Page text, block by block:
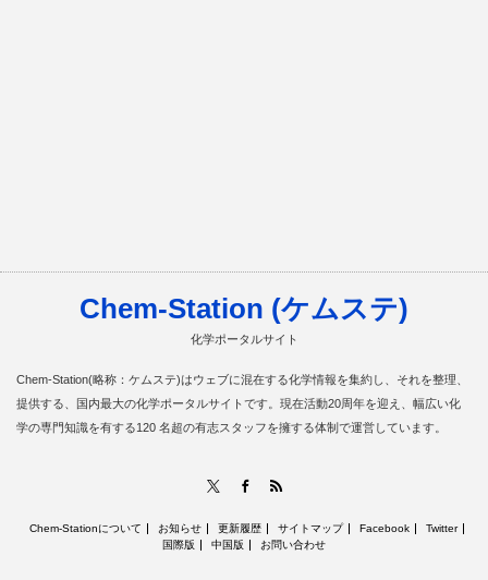
Chem-Station (ケムステ)
化学ポータルサイト
Chem-Station(略称：ケムステ)はウェブに混在する化学情報を集約し、それを整理、
提供する、国内最大の化学ポータルサイトです。現在活動20周年を迎え、幅広い化
学の専門知識を有する120 名超の有志スタッフを擁する体制で運営しています。
Facebook
Chem-Stationについて お知らせ 更新履歴 サイトマップ Facebook
Twitter
国際版
中国版 お問い合わせ